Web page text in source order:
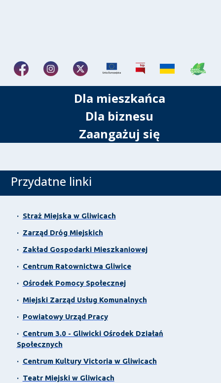
Dla mieszkańca
Dla biznesu
Zaangażuj się
Przydatne linki
· Straż Miejska w Gliwicach
· Zarząd Dróg Miejskich
· Zakład Gospodarki Mieszkaniowej
· Centrum Ratownictwa Gliwice
· Ośrodek Pomocy Społecznej
· Miejski Zarząd Usług Komunalnych
· Powiatowy Urząd Pracy
· Centrum 3.0 - Gliwicki Ośrodek Działań
Społecznych
· Centrum Kultury Victoria w Gliwicach
· Teatr Miejski w Gliwicach